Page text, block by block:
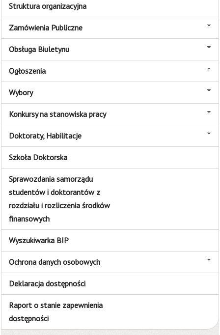
Struktura organizacyjna
Zamówienia Publiczne
Obsługa Biuletynu
Ogłoszenia
Wybory
Konkursy na stanowiska pracy
Doktoraty, Habilitacje
Szkoła Doktorska
Sprawozdania samorządu
studentów i doktorantów z
rozdziału i rozliczenia środków
finansowych
Wyszukiwarka BIP
Ochrona danych osobowych
Deklaracja dostępności
Raport o stanie zapewnienia
dostępności